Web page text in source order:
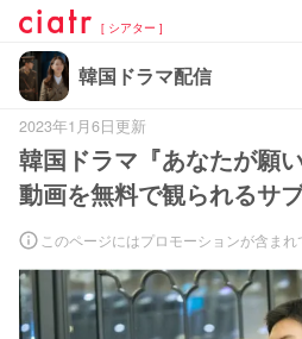
[ シアター ]
韓国ドラマ配信
2023年1月6日更新
韓国ドラマ『あなたが願
動画を無料で観られるサ
このページにはプロモーションが含まれ